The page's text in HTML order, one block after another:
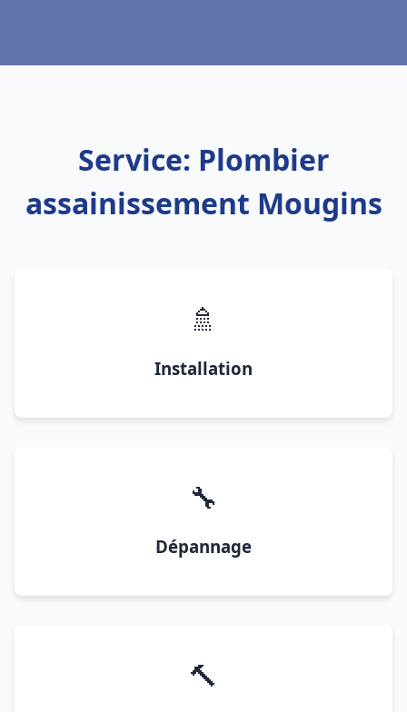
Service: Plombier
assainissement Mougins
🚿
Installation
🔧
Dépannage
🔨